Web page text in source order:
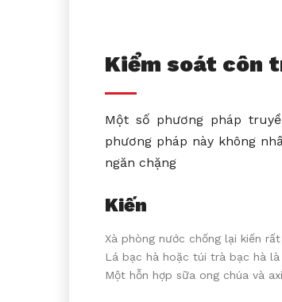
Kiểm soát côn
Một số phương pháp
phương pháp này không
ngăn chặng
Kiến
Xà phòng nước chống lại kiến
Lá bạc hà hoặc túi trà bạc hà
Một hỗn hợp sữa ong chúa và